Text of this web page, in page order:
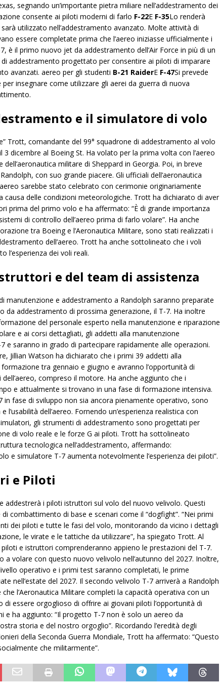
segnando un’importante pietra miliare nell’addestramento dei
consente ai piloti moderni di farlo F-22E F-35Lo renderà
utilizzato nell’addestramento avanzato. Molte attività di
essere completate prima che l’aereo iniziasse ufficialmente i
è il primo nuovo jet da addestramento dell’Air Force in più di un
addestramento progettato per consentire ai piloti di imparare
avanzati. aereo per gli studenti B-21 RaiderE F-47Si prevede
insegnare come utilizzare gli aerei da guerra di nuova
e il simulatore di volo
Trott, comandante del 99° squadrone di addestramento al volo
dicembre al Boeing St. Ha volato per la prima volta con l’aereo
militare di Sheppard in Georgia. Poi, in breve
con suo grande piacere. Gli ufficiali dell’aeronautica
sarebbe stato celebrato con cerimonie originariamente
causa delle condizioni meteorologiche. Trott ha dichiarato di aver
prima del primo volo e ha affermato: “È di grande importanza
di controllo dell’aereo prima di farlo volare”. Ha anche
tra Boeing e l’Aeronautica Militare, sono stati realizzati i
dell’aereo. Trott ha anche sottolineato che i voli
l’esperienza dei voli reali.
e del team di assistenza
manutenzione e addestramento a Randolph saranno preparate
da addestramento di prossima generazione, il T-7. Ha inoltre
del personale esperto nella manutenzione e riparazione
e ai corsi dettagliati, gli addetti alla manutenzione
e saranno in grado di partecipare rapidamente alle operazioni.
Jillian Watson ha dichiarato che i primi 39 addetti alla
tra gennaio e giugno e avranno l’opportunità di
compreso il motore. Ha anche aggiunto che i
e attualmente si trovano in una fase di formazione intensiva.
in fase di sviluppo non sia ancora pienamente operativo, sono
dell’aereo. Fornendo un’esperienza realistica con
gli strumenti di addestramento sono progettati per
di volo reale e le forze G ai piloti. Trott ha sottolineato
tecnologica nell’addestramento, affermando:
e simulatore T-7 aumenta notevolmente l’esperienza dei piloti”.
e Piloti
addestrerà i piloti istruttori sul volo del nuovo velivolo. Questi
combattimento di base e scenari come il “dogfight”. “Nei primi
dei piloti e tutte le fasi del volo, monitorando da vicino i dettagli
le virate e le tattiche da utilizzare”, ha spiegato Trott. Al
e istruttori comprenderanno appieno le prestazioni del T-7.
a volare con questo nuovo velivolo nell’autunno del 2027. Inoltre,
operativo e i primi test saranno completati, le prime
nell’estate del 2027. Il secondo velivolo T-7 arriverà a Randolph
l’Aeronautica Militare completi la capacità operativa con un
essere orgoglioso di offrire ai giovani piloti l’opportunità di
e ha aggiunto: “Il progetto T-7 non è solo un aereo da
storia e del nostro orgoglio”. Ricordando l’eredità degli
della Seconda Guerra Mondiale, Trott ha affermato: “Questo
che militarmente”.